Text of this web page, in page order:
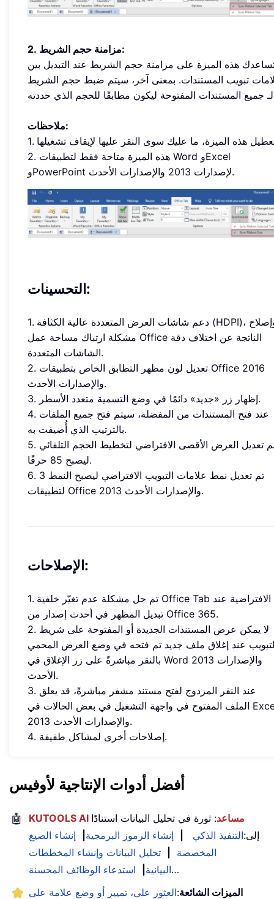
2. مزامنة حجم الشريط:
هذه الميزة على مزامنة حجم الشريط عند التبديل بين
تبويب المستندات. بمعنى آخر، سيتم ضبط حجم الشريط
ملاحظات:
2. هذه الميزة متاحة فقط لتطبيقات Word وExcel
وPowerPoint لإصدارات 2013 والإصدارات الأحدث.
التحسينات:
1. دعم شاشات العرض المتعددة عالية الكثافة (HDPI)، وإصلاح
مشكلة ارتباك مساحة عمل Office الناتجة عن اختلاف دقة
الشاشات المتعددة.
2. تعديل لون مظهر التطابق الخاص بتطبيقات Office 2016
والإصدارات الأحدث.
3. إظهار زر «جديد» دائمًا في وضع التسمية متعدد الأسطر.
4. عند فتح المستندات من المفضلة، سيتم فتح جميع الملفات
بالترتيب الذي أُضيفت به.
5. تم تعديل العرض الأقصى الافتراضي لتخطيط الحجم التلقائي
ليصبح 85 حرفًا.
6. تم تعديل نمط علامات التبويب الافتراضي ليصبح النمط 3
لتطبيقات Office 2013 والإصدارات الأحدث.
الإصلاحات:
1. تم حل مشكلة عدم تغيّر خلفية Office Tab الافتراضية عند
تبديل المظهر في أحدث إصدار من Office 365.
2. لا يمكن عرض المستندات الجديدة أو المفتوحة على شريط
عند إغلاق ملف جديد تم فتحه في وضع العرض المحمي
بالنقر مباشرةً على زر الإغلاق في Word 2013 والإصدارات
الأحدث.
3. عند النقر المزدوج لفتح مستند مشفر مباشرةً، قد يعلق
الملف المفتوح في واجهة التشغيل في بعض الحالات في Excel
2013 والإصدارات الأحدث.
4. إصلاحات أخرى لمشاكل طفيفة.
أفضل أدوات الإنتاجية لأوفيس
🤖 KUTOOLS AI مساعد: ثورة في تحليل البيانات استنادًا
إلى:التنفيذ الذكي إنشاء الرموز البرمجية
إنشاء الصيغ
المخصصة
تحليل البيانات وإنشاء المخططات
البيانية
استدعاء الوظائف المحسنة
…
الميزات الشائعة:العثور على، تمييز أو وضع علامة على